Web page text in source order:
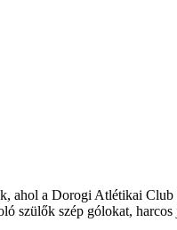
ahol a Dorogi Atlétikai
szép gólokat,